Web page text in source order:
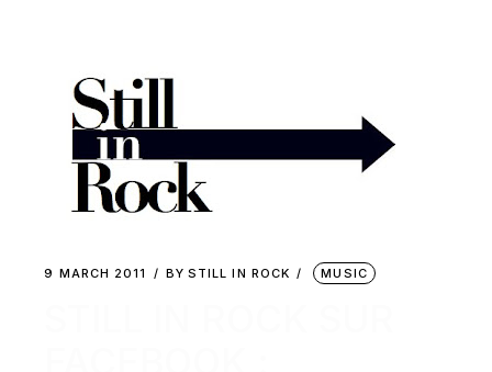
9 MARCH 2011 BY STILL IN ROCK MUSIC